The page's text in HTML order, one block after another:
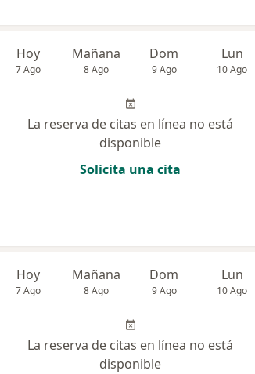
Hoy
7 Ago
Mañana
8 Ago
Dom
9 Ago
Lun
10 Ago
La reserva de citas en línea no está
disponible
Solicita una cita
Hoy
7 Ago
Mañana
8 Ago
Dom
9 Ago
Lun
10 Ago
La reserva de citas en línea no está
disponible